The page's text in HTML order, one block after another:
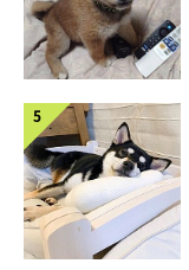
「先代犬が亡くなり
ともと日本スピッツ
なイメージがあった
けました。
小さい頃はヤンチャ
今では穏やかで手の